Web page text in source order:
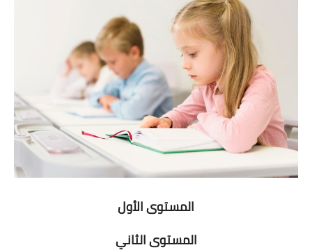
المستوى الأول
المستوى الثاني